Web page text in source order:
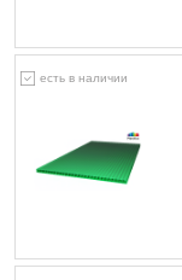
есть в наличии